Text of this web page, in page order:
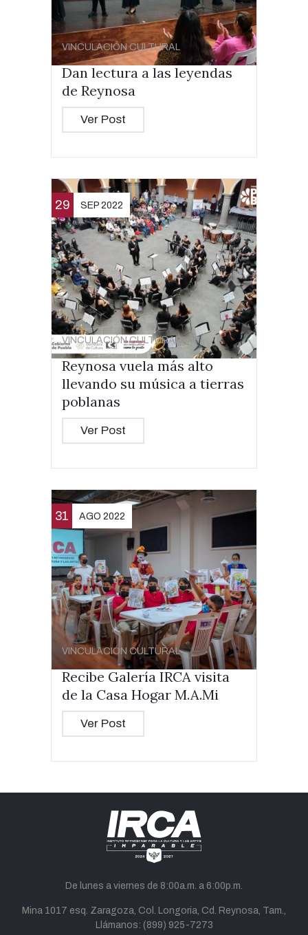
VINCULACIÓN CULTURAL
Dan lectura a las leyendas
de Reynosa
Ver Post
29 SEP 2022
VINCULACIÓN CULTURAL
Reynosa vuela más alto
llevando su música a tierras
poblanas
Ver Post
31 AGO 2022
VINCULACIÓN CULTURAL
Recibe Galería IRCA visita
de la Casa Hogar M.A.Mi
Ver Post
De lunes a viernes de 8:00a.m. a 6:00p.m.
Mina 1017 esq. Zaragoza, Col. Longoria, Cd. Reynosa, Tam.,
Llámanos: (899) 925-7273